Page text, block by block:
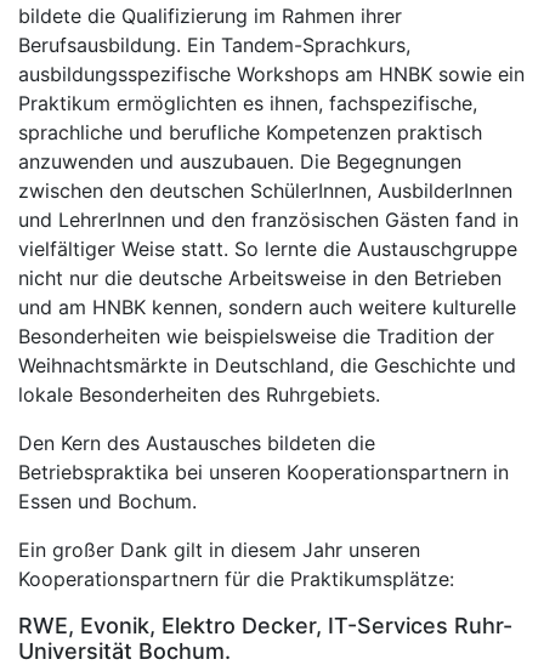
bildete die Qualifizierung im Rahmen ihrer
Berufsausbildung. Ein Tandem-Sprachkurs,
ausbildungsspezifische Workshops am HNBK sowie ein
Praktikum ermöglichten es ihnen, fachspezifische,
sprachliche und berufliche Kompetenzen praktisch
anzuwenden und auszubauen. Die Begegnungen
zwischen den deutschen SchülerInnen, AusbilderInnen
und LehrerInnen und den französischen Gästen fand in
vielfältiger Weise statt. So lernte die Austauschgruppe
nicht nur die deutsche Arbeitsweise in den Betrieben
und am HNBK kennen, sondern auch weitere kulturelle
Besonderheiten wie beispielsweise die Tradition der
Weihnachtsmärkte in Deutschland, die Geschichte und
lokale Besonderheiten des Ruhrgebiets.
Den Kern des Austausches bildeten die
Betriebspraktika bei unseren Kooperationspartnern in
Essen und Bochum.
Ein großer Dank gilt in diesem Jahr unseren
Kooperationspartnern für die Praktikumsplätze:
RWE, Evonik, Elektro Decker, IT-Services Ruhr-
Universität Bochum.